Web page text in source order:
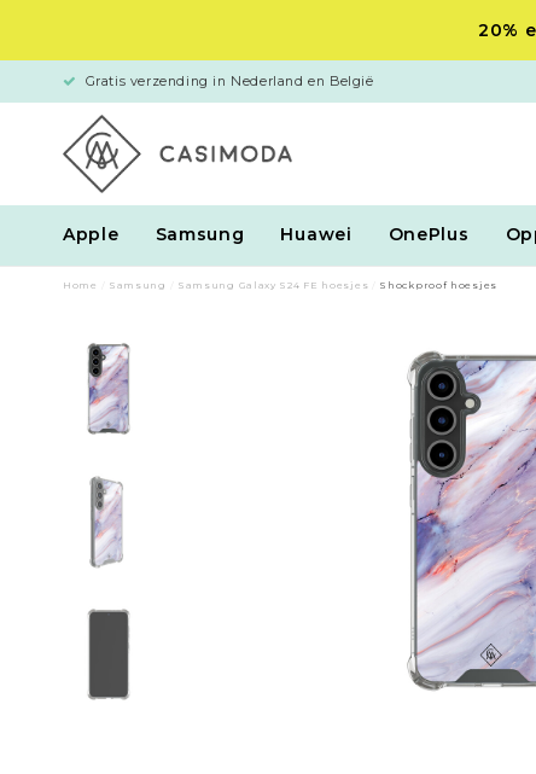
20%
Gratis verzending in Nederland en België
Apple Samsung Huawei OnePlus
Home Samsung Samsung Galaxy S24 FE hoesjes Shockproof hoesjes